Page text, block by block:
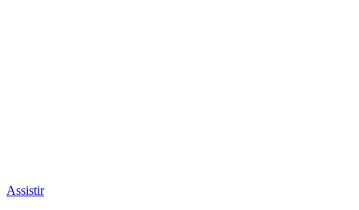
Assistir